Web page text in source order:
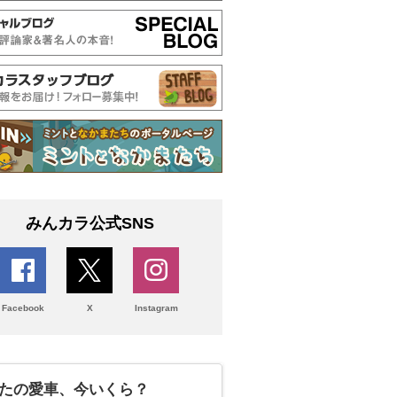
みんカラ公式SNS
Facebook X Instagram
の愛車、今いくら？